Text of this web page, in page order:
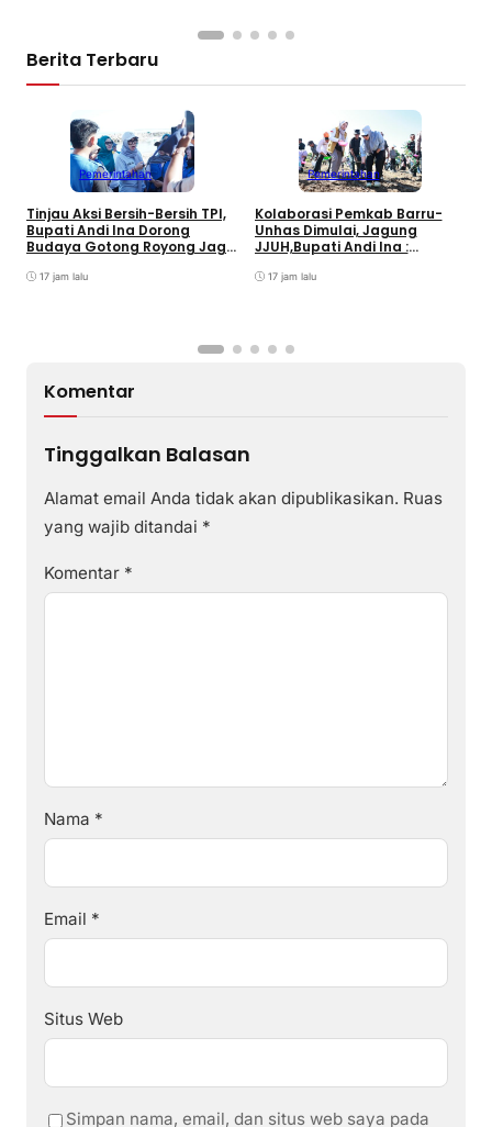
Berita Terbaru
Pemerintahan
Tinjau Aksi Bersih-Bersih TPI,
Bupati Andi Ina Dorong
Budaya Gotong Royong Jaga
17 jam lalu
Pemerintahan
Kolaborasi Pemkab Barru-
Unhas Dimulai, Jagung
JJUH,Bupati Andi Ina :
Petani
17 jam lalu
Komentar
Tinggalkan Balasan
Alamat email Anda tidak akan dipublikasikan. Ruas
yang wajib ditandai *
Komentar *
Nama *
Email *
Situs Web
Simpan nama, email, dan situs web saya pada